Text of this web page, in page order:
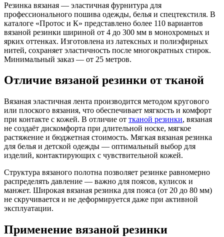
Резинка вязаная — эластичная фурнитура для
профессионального пошива одежды, белья и спецтекстиля. В
каталоге «Протос и К» представлено более 110 вариантов
вязаной резинки шириной от 4 до 300 мм в монохромных и
ярких оттенках. Изготовлена из латексных и полиэфирных
нитей, сохраняет эластичность после многократных стирок.
Минимальный заказ — от 25 метров.
Отличие вязаной резинки от тканой
Вязаная эластичная лента производится методом кругового
или плоского вязания, что обеспечивает мягкость и комфорт
при контакте с кожей. В отличие от тканой резинки, вязаная
не создаёт дискомфорта при длительной носке, мягкое
растяжение и бюджетная стоимость. Мягкая вязаная резинка
для белья и детской одежды — оптимальный выбор для
изделий, контактирующих с чувствительной кожей.
Структура вязаного полотна позволяет резинке равномерно
распределять давление — важно для поясов, кулисок и
манжет. Широкая вязаная резинка для пояса (от 20 до 80 мм)
не скручивается и не деформируется даже при активной
эксплуатации.
Применение вязаной резинки